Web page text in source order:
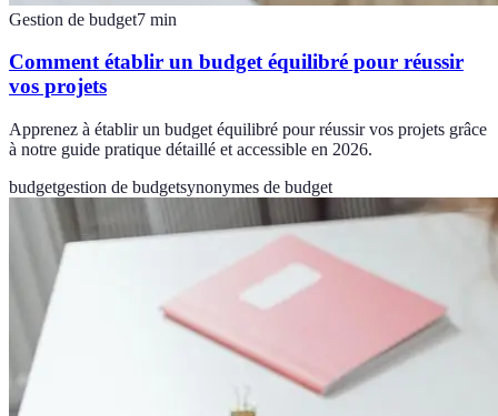
Gestion de budget7 min
Comment établir un budget équilibré pour réussir
vos projets
Apprenez à établir un budget équilibré pour réussir vos projets grâce
à notre guide pratique détaillé et accessible en 2026.
budgetgestion de budgetsynonymes de budget